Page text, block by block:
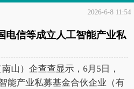
2026-6-8 11:54
电信等成立人工智能产业私
山）企查查显示，6月5日，
能产业私募基金合伙企业（有